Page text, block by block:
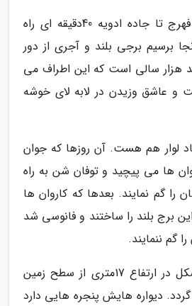
5صبح راه افتادیم. از فهرج تا جاده ادویه 40دقیقه ای راه
برسیم برجی بلند و آجری از دور
هزار سالی است که این اطراف می
و عاشق وزیدن در لابه لای خوشه
لوار هم هست. آن روزها که جوان
ها می پیچید و توفان شن به راه
را گم نمایند. بعدها که کاروان ها
برج بلند را ساختند و فانوسی شد
گم ننمایند.
بالای برج مخروطی شکل در ارتفاع 17متری از سطح زمین
دیواره هایش پنجره هایی دارد